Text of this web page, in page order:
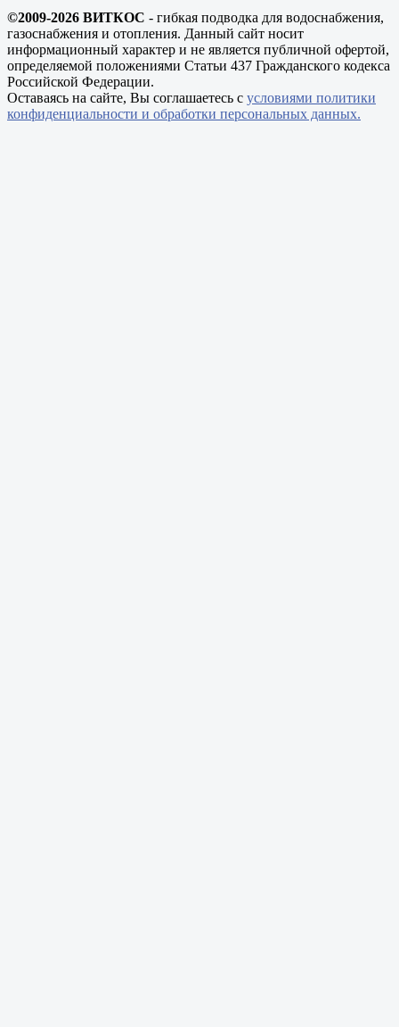
©2009-2026 ВИТКОС - гибкая подводка для водоснабжения,
газоснабжения и отопления. Данный сайт носит
информационный характер и не является публичной офертой,
определяемой положениями Статьи 437 Гражданского кодекса
Российской Федерации.
Оставаясь на сайте, Вы соглашаетесь с условиями политики
конфиденциальности и обработки персональных данных.